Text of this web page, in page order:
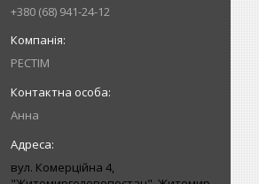
+380 (68) 941-24-12
РЕСТІМ
Анна
вул. Комерційна 4,